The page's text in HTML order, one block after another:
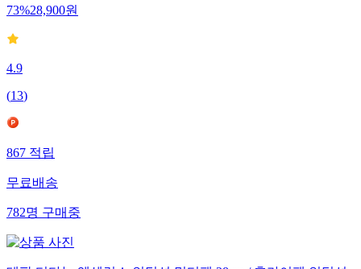
73%28,900원
4.9
(13)
867적립
무료배송
782명구매중